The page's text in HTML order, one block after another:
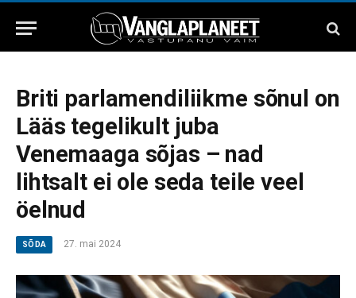
Briti parlamendiliikme sõnul on
Lääs tegelikult juba
Venemaaga sõjas – nad
lihtsalt ei ole seda teile veel
öelnud
SÕDA 27. mai 2024